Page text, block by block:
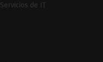
Servicios de IT